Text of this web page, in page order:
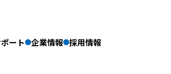
ート 企業情報 採用情報